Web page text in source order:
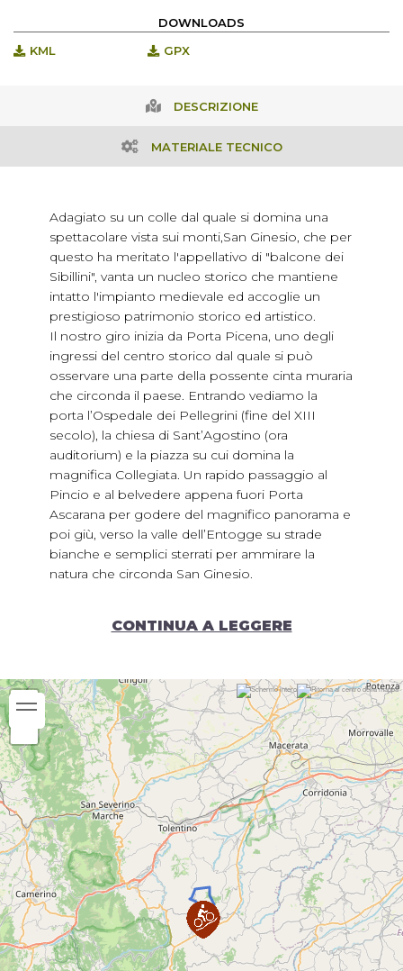
DOWNLOADS
KML
GPX
DESCRIZIONE
MATERIALE TECNICO
Adagiato su un colle dal quale si domina una
spettacolare vista sui monti,San Ginesio, che per
questo ha meritato l'appellativo di "balcone dei
Sibillini", vanta un nucleo storico che mantiene
intatto l'impianto medievale ed accoglie un
prestigioso patrimonio storico ed artistico.
Il nostro giro inizia da Porta Picena, uno degli
ingressi del centro storico dal quale si può
osservare una parte della possente cinta muraria
che circonda il paese. Entrando vediamo la
porta l’Ospedale dei Pellegrini (fine del XIII
secolo), la chiesa di Sant’Agostino (ora
auditorium) e la piazza su cui domina la
magnifica Collegiata. Un rapido passaggio al
Pincio e al belvedere appena fuori Porta
Ascarana per godere del magnifico panorama e
poi giù, verso la valle dell’Entogge su strade
bianche e semplici sterrati per ammirare la
natura che circonda San Ginesio.
Periodo consigliato:
Note:
Per maggiori info:
https://www.noimarche.it/it/cicloturismo/bike-san-
ginesio/23/san-ginesio-in-mtb/56.html
CONTINUA A LEGGERE